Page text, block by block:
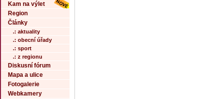
Kam na výlet
Region
Články
.: aktuality
.: obecní úřady
.: sport
.: z regionu
Diskusní fórum
Mapa a ulice
Fotogalerie
Webkamery